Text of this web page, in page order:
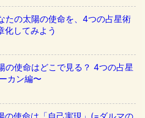
たの太陽の使命を、4つの占星術
化してみよう
使命はどこで見る？ 4つの占星
カン編〜
の使命は「自己実現」(=ダルマの